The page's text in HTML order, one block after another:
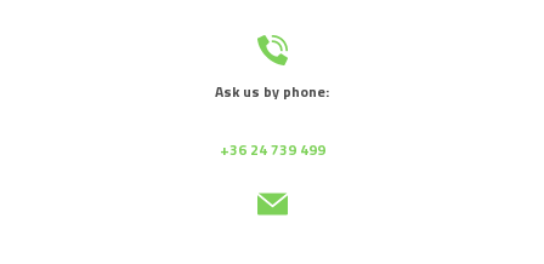
Ask us by phone:
+36 24 739 499